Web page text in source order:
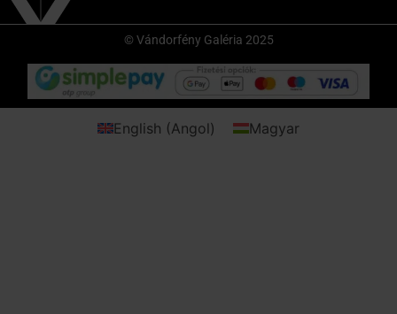
© Vándorfény Galéria 2025
English (Angol) Magyar